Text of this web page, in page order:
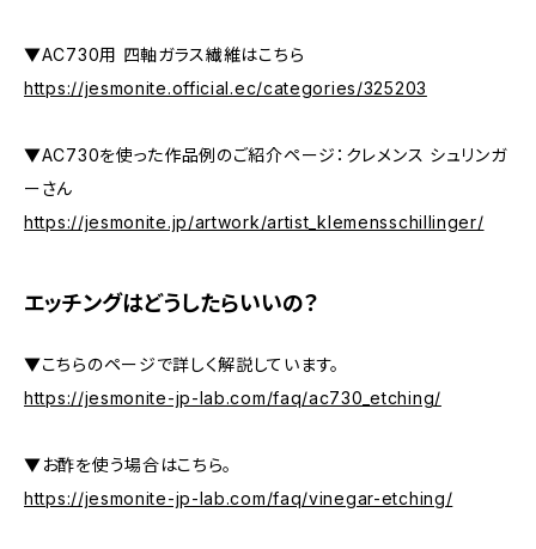
▼AC730用 四軸ガラス繊維はこちら
https://jesmonite.official.ec/categories/325203
▼AC730を使った作品例のご紹介ページ：クレメンス シュリンガ
ーさん
https://jesmonite.jp/artwork/artist_klemensschillinger/
エッチングはどうしたらいいの？
▼こちらのページで詳しく解説しています。
https://jesmonite-jp-lab.com/faq/ac730_etching/
▼お酢を使う場合はこちら。
https://jesmonite-jp-lab.com/faq/vinegar-etching/